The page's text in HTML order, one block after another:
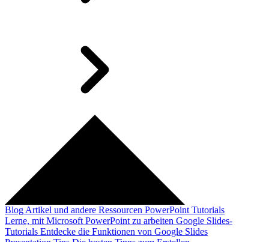
Blog Artikel und andere Ressourcen PowerPoint Tutorials
Lerne, mit Microsoft PowerPoint zu arbeiten Google Slides-
Tutorials Entdecke die Funktionen von Google Slides